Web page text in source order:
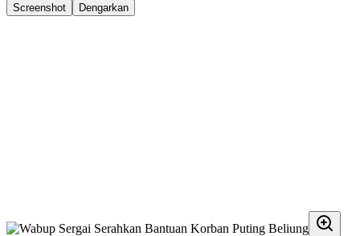
Screenshot
Dengarkan